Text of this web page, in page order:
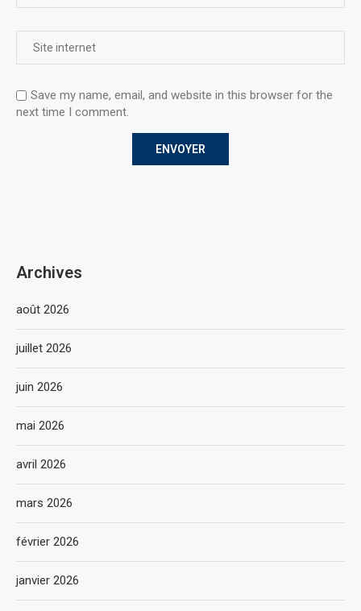
Save my name, email, and website in this browser for the
next time I comment.
Archives
août 2026
juillet 2026
juin 2026
mai 2026
avril 2026
mars 2026
février 2026
janvier 2026